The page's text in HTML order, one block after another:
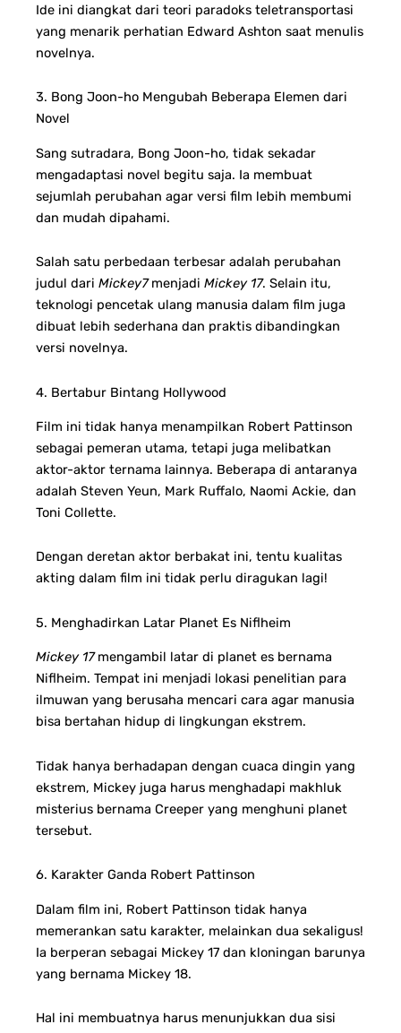
Ide ini diangkat dari teori paradoks teletransportasi
yang menarik perhatian Edward Ashton saat menulis
novelnya.
3. Bong Joon-ho Mengubah Beberapa Elemen dari
Novel
Sang sutradara, Bong Joon-ho, tidak sekadar
mengadaptasi novel begitu saja. Ia membuat
sejumlah perubahan agar versi film lebih membumi
dan mudah dipahami.
Salah satu perbedaan terbesar adalah perubahan
judul dari Mickey7menjadi Mickey 17. Selain itu,
teknologi pencetak ulang manusia dalam film juga
dibuat lebih sederhana dan praktis dibandingkan
versi novelnya.
4. Bertabur Bintang Hollywood
Film ini tidak hanya menampilkan Robert Pattinson
sebagai pemeran utama, tetapi juga melibatkan
aktor-aktor ternama lainnya. Beberapa di antaranya
adalah Steven Yeun, Mark Ruffalo, Naomi Ackie, dan
Toni Collette.
Dengan deretan aktor berbakat ini, tentu kualitas
akting dalam film ini tidak perlu diragukan lagi!
5. Menghadirkan Latar Planet Es Niflheim
Mickey 17mengambil latar di planet es bernama
Niflheim. Tempat ini menjadi lokasi penelitian para
ilmuwan yang berusaha mencari cara agar manusia
bisa bertahan hidup di lingkungan ekstrem.
Tidak hanya berhadapan dengan cuaca dingin yang
ekstrem, Mickey juga harus menghadapi makhluk
misterius bernama Creeper yang menghuni planet
tersebut.
6. Karakter Ganda Robert Pattinson
Dalam film ini, Robert Pattinson tidak hanya
memerankan satu karakter, melainkan dua sekaligus!
Ia berperan sebagai Mickey 17 dan kloningan barunya
yang bernama Mickey 18.
Hal ini membuatnya harus menunjukkan dua sisi